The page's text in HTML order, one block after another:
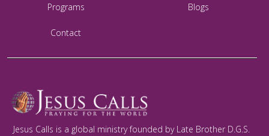
Programs Blogs
Contact
Jesus Calls is a global ministry founded by Late Brother D.G.S.